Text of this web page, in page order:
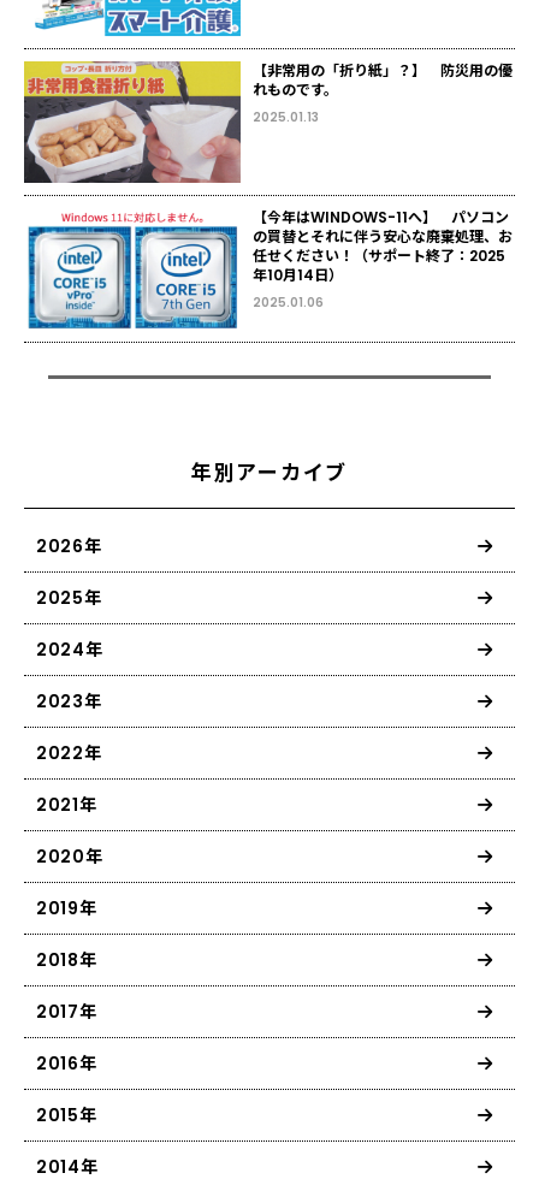
【非常用の「折り紙」？】 防災用の優
れものです。
2025.01.13
【今年はWINDOWS-11へ】 パソコン
の買替とそれに伴う安心な廃棄処理、お
任せください！（サポート終了：2025
年10月14日）
2025.01.06
年別アーカイブ
2026年
2025年
2024年
2023年
2022年
2021年
2020年
2019年
2018年
2017年
2016年
2015年
2014年